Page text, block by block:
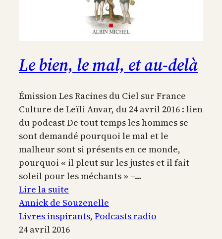
Le bien, le mal, et au-delà
Émission Les Racines du Ciel sur France
Culture de Leïli Anvar, du 24 avril 2016 : lien
du podcast De tout temps les hommes se
sont demandé pourquoi le mal et le
malheur sont si présents en ce monde,
pourquoi « il pleut sur les justes et il fait
soleil pour les méchants » –…
Lire la suite
Le
bien,
le
Annick de Souzenelle
Livres inspirants, Podcasts radio
24 avril 2016